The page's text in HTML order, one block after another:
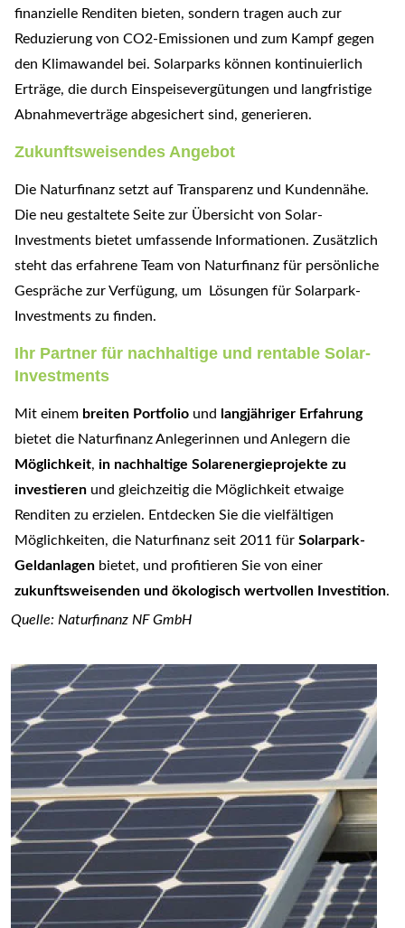
finanzielle Renditen bieten, sondern tragen auch zur
Reduzierung von CO2-Emissionen und zum Kampf gegen
den Klimawandel bei. Solarparks können kontinuierlich
Erträge, die durch Einspeisevergütungen und langfristige
Abnahmeverträge abgesichert sind, generieren.
Zukunftsweisendes Angebot
Die Naturfinanz setzt auf Transparenz und Kundennähe.
Die neu gestaltete Seite zur Übersicht von Solar-
Investments bietet umfassende Informationen. Zusätzlich
steht das erfahrene Team von Naturfinanz für persönliche
Gespräche zur Verfügung, um Lösungen für Solarpark-
Investments zu finden.
Ihr Partner für nachhaltige und rentable Solar-
Investments
Mit einem breiten Portfolio und
langjähriger Erfahrung
bietet die Naturfinanz Anlegerinnen und Anlegern die
Möglichkeit, in nachhaltige Solarenergieprojekte zu
investieren und gleichzeitig die Möglichkeit etwaige
Renditen zu erzielen. Entdecken Sie die vielfältigen
Möglichkeiten, die Naturfinanz seit 2011 für Solarpark-
Geldanlagen bietet, und profitieren Sie von einer
zukunftsweisenden und ökologisch wertvollen Investition.
Quelle: Naturfinanz NF GmbH